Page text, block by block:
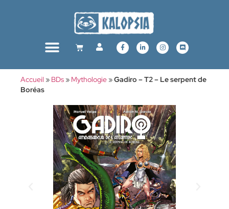
Accueil » BDs » Mythologie »Gadiro – T2 – Le serpent de
Boréas